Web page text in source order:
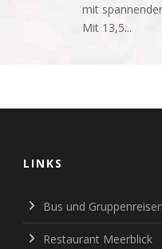
mit
Mit 13,5...
LINKS
Bus und Gruppenreisen
Restaurant Meerblick